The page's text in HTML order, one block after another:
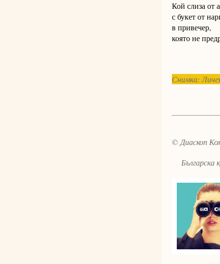
Кой слиза от
с букет от
в привечер,
която не
Снимка:
© Диаскоп
Българска